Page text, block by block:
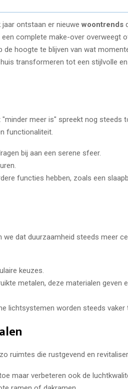
jaar ontstaan er nieuwe woontrends
complete make-over overweegt
de hoogte te blijven van wat
transformeren tot een stijlvolle en
meer is" spreekt nog steeds
functionaliteit.
bij aan een serene sfeer.
functies hebben, zoals een
dat duurzaamheid steeds meer
keuzes.
metalen, deze materialen geven
lichtsystemen worden steeds vaker
ruimtes die rustgevend en
maar verbeteren ook de